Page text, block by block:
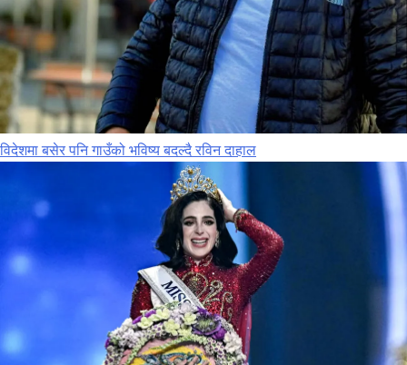
विदेशमा बसेर पनि गाउँको भविष्य बदल्दै रविन दाहाल